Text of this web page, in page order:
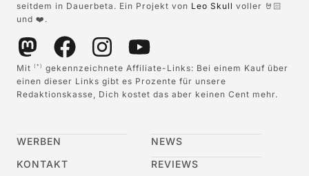
seitdem in Dauerbeta. Ein Projekt von Leo Skull voller 🤘🏻
und ❤️.
Mit (*)
gekennzeichnete Affiliate-Links: Bei einem Kauf über
einen dieser Links gibt es Prozente für unsere
Redaktionskasse, Dich kostet das aber keinen Cent mehr.
WERBEN
KONTAKT
NEWS
REVIEWS